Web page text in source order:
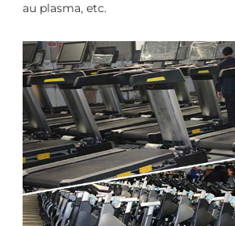
au plasma, etc.